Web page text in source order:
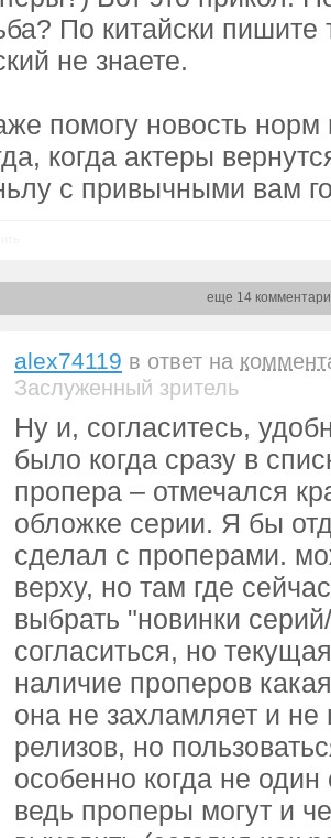
По китайски пишите
не знаете.
помогу новость норм
когда актеры
с привычными вам
еще 14
alex74119 в ответ на
Заслуженный зритель
Ну и, согласитесь,
было когда сразу в
пропера – отмечался
обложке серии. Я бы
сделал с проперами.
верху, но там где
выбрать "новинки
согласиться, но
наличие проперов
она не захламляет и не
релизов, но
особенно когда не
ведь проперы могут и